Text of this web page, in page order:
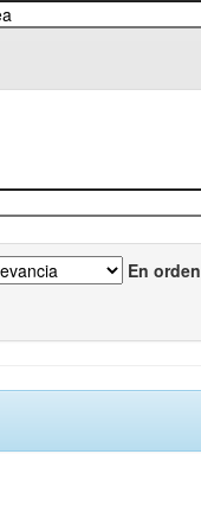
En orden